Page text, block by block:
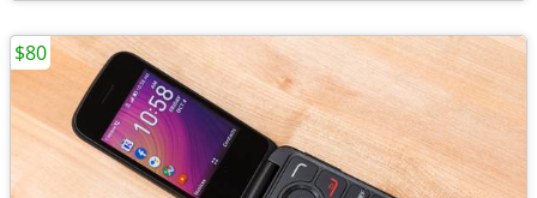
$80